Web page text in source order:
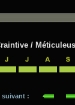
/
/ suivant :